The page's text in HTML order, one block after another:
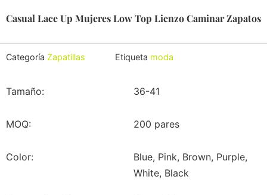
Casual Lace Up Mujeres Low Top Lienzo Caminar Zapatos
Categoría Zapatillas Etiqueta moda
Tamaño: 36-41
MOQ: 200 pares
Color:
Blue, Pink, Brown, Purple,
White, Black